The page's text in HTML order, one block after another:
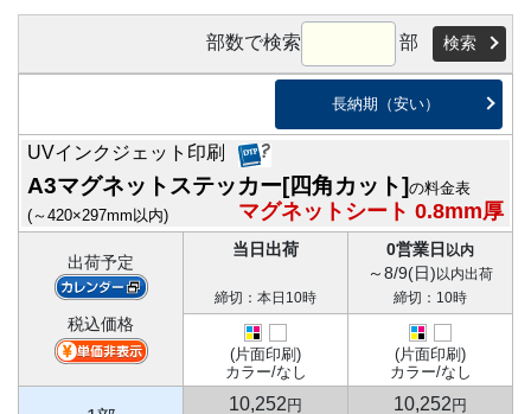
部数で検索 部 検索
長納期（安い）
UVインクジェット印刷
A3マグネットステッカー[四角カット]の料金表
(～420×297mm以内)
マグネットシート 0.8mm厚
出荷予定
税込価格
当日出荷
締切：本日10時
0営業日 以内
～8/9(日) 以内出荷
締切：10時
(片面印刷)
カラー/なし
(片面印刷)
カラー/なし
10,252 円 10,252 円